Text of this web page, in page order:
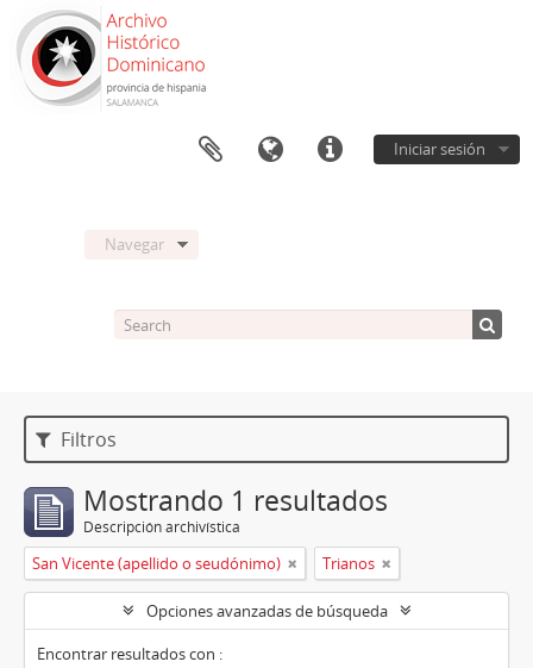
Iniciar sesión
Navegar
Filtros
Mostrando 1 resultados
Descripción archivística
San Vicente (apellido o seudónimo) Trianos
Opciones avanzadas de búsqueda
Encontrar resultados con :